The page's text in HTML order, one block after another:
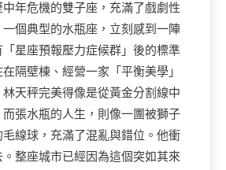
年危機的雙子座，充滿了戲劇性
個典型的水瓶座，立刻感到一陣
星座預報壓力症候群」後的標準
隔壁棟、經營一家「平衡美學」
天秤完美得像是從黃金分割線中
張水瓶的人生，則像一團被獅子
線球，充滿了混亂與錯位。他衝
整座城市已經因為這個突如其來